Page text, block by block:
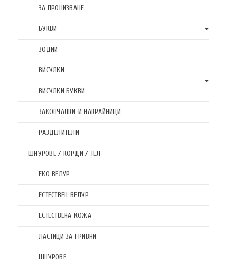
ЗА ПРОНИЗВАНЕ
БУКВИ
ЗОДИИ
ВИСУЛКИ
ВИСУЛКИ БУКВИ
ЗАКОПЧАЛКИ И НАКРАЙНИЦИ
РАЗДЕЛИТЕЛИ
ШНУРОВЕ / КОРДИ / ТЕЛ
ЕКО ВЕЛУР
ЕСТЕСТВЕН ВЕЛУР
ЕСТЕСТВЕНА КОЖА
ЛАСТИЦИ ЗА ГРИВНИ
ШНУРОВЕ